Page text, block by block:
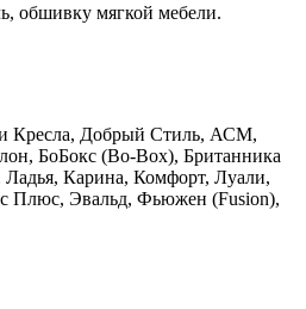
обшивку мягкой мебели.
Кресла, Добрый Стиль, АСМ,
БоБокс (Bo-Box), Британника
Карина, Комфорт, Луали,
Плюс, Эвальд, Фьюжен (Fusion),